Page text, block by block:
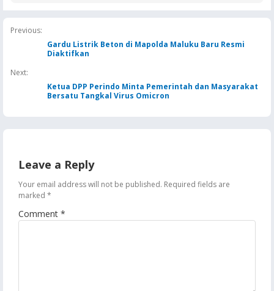
Previous:
Gardu Listrik Beton di Mapolda Maluku Baru Resmi
Diaktifkan
Next:
Ketua DPP Perindo Minta Pemerintah dan Masyarakat
Bersatu Tangkal Virus Omicron
Leave a Reply
Your email address will not be published. Required fields are
marked *
Comment *